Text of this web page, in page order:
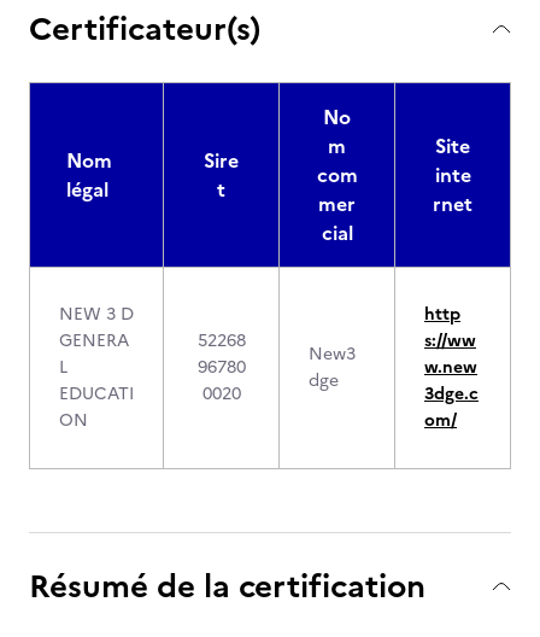
Certificateur(s)
Nom
légal
Sire
t
No
m
com
mer
cial
Site
inte
rnet
NEW 3 D
GENERA
L
EDUCATI
ON
52268
96780
0020
New3
dge
http
s://ww
w.new
3dge.c
om/
Résumé de la certification